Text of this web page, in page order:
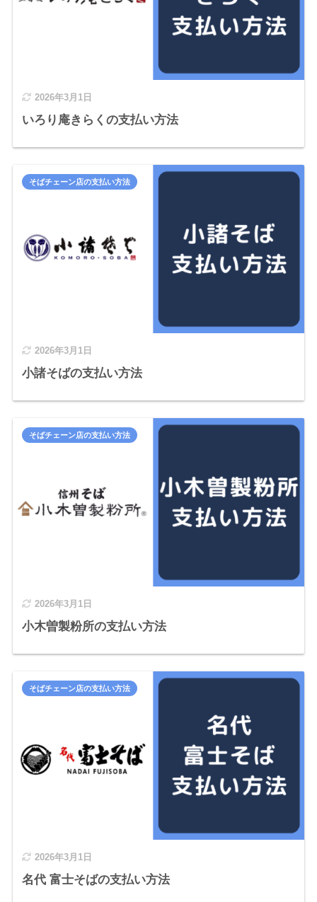
2026年3月1日
いろり庵きらくの支払い方法
2026年3月1日
小諸そばの支払い方法
そばチェーン店の支払い方法
2026年3月1日
小木曽製粉所の支払い方法
そばチェーン店の支払い方法
2026年3月1日
名代 富士そばの支払い方法
そばチェーン店の支払い方法